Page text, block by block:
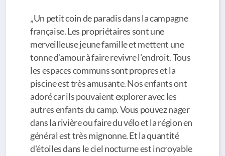
„Un petit coin de paradis dans la campagne
française. Les propriétaires sont une
merveilleuse jeune famille et mettent une
tonne d'amour à faire revivre l'endroit. Tous
les espaces communs sont propres et la
piscine est très amusante. Nos enfants ont
adoré car ils pouvaient explorer avec les
autres enfants du camp. Vous pouvez nager
dans la rivière ou faire du vélo et la région en
général est très mignonne. Et la quantité
d'étoiles dans le ciel nocturne est incroyable